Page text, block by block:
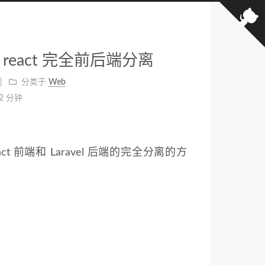
完全前后端分离
分类于 Web
分钟
前端和 Laravel 后端的完全分离的方